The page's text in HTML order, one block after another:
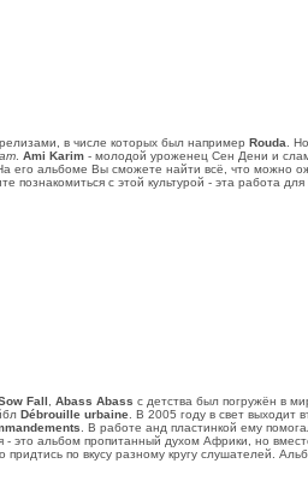
в числе которых был например Rouda .
Ami Karim - молодой уроженец Сен Дени и
его альбоме Вы сможете найти всё, что можно
познакомиться с этой культурой - эта работа для
Fall Abass Abass с детства был погружён в
Débrouille urbaine . В 2005 году в свет выходит
. В работе анд пластинкой ему
- это альбом пропитанный духом Африки, но
по вкусу разному кругу слушателей.